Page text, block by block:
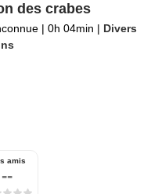
des crabes
| 0h 04min | Divers
amis
--